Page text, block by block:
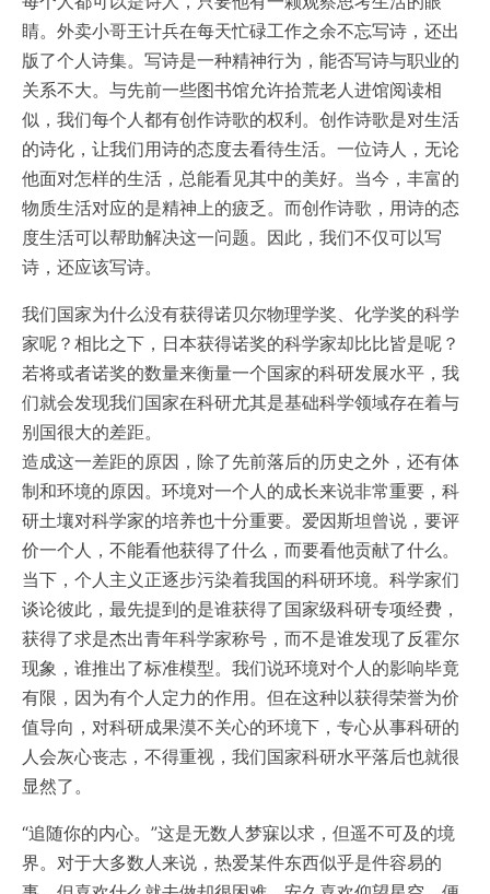
睛。外卖小哥王计兵在每天忙碌工作之余不忘写诗，还出
版了个人诗集。写诗是一种精神行为，能否写诗与职业的
关系不大。与先前一些图书馆允许拾荒老人进馆阅读相
似，我们每个人都有创作诗歌的权利。创作诗歌是对生活
的诗化，让我们用诗的态度去看待生活。一位诗人，无论
他面对怎样的生活，总能看见其中的美好。当今，丰富的
物质生活对应的是精神上的疲乏。而创作诗歌，用诗的态
度生活可以帮助解决这一问题。因此，我们不仅可以写
诗，还应该写诗。
我们国家为什么没有获得诺贝尔物理学奖、化学奖的科学
家呢？相比之下，日本获得诺奖的科学家却比比皆是呢？
若将或者诺奖的数量来衡量一个国家的科研发展水平，我
们就会发现我们国家在科研尤其是基础科学领域存在着与
别国很大的差距。
造成这一差距的原因，除了先前落后的历史之外，还有体
制和环境的原因。环境对一个人的成长来说非常重要，科
研土壤对科学家的培养也十分重要。爱因斯坦曾说，要评
价一个人，不能看他获得了什么，而要看他贡献了什么。
当下，个人主义正逐步污染着我国的科研环境。科学家们
谈论彼此，最先提到的是谁获得了国家级科研专项经费，
获得了求是杰出青年科学家称号，而不是谁发现了反霍尔
现象，谁推出了标准模型。我们说环境对个人的影响毕竟
有限，因为有个人定力的作用。但在这种以获得荣誉为价
值导向，对科研成果漠不关心的环境下，专心从事科研的
人会灰心丧志，不得重视，我们国家科研水平落后也就很
显然了。
“追随你的内心。”这是无数人梦寐以求，但遥不可及的境
界。对于大多数人来说，热爱某件东西似乎是件容易的